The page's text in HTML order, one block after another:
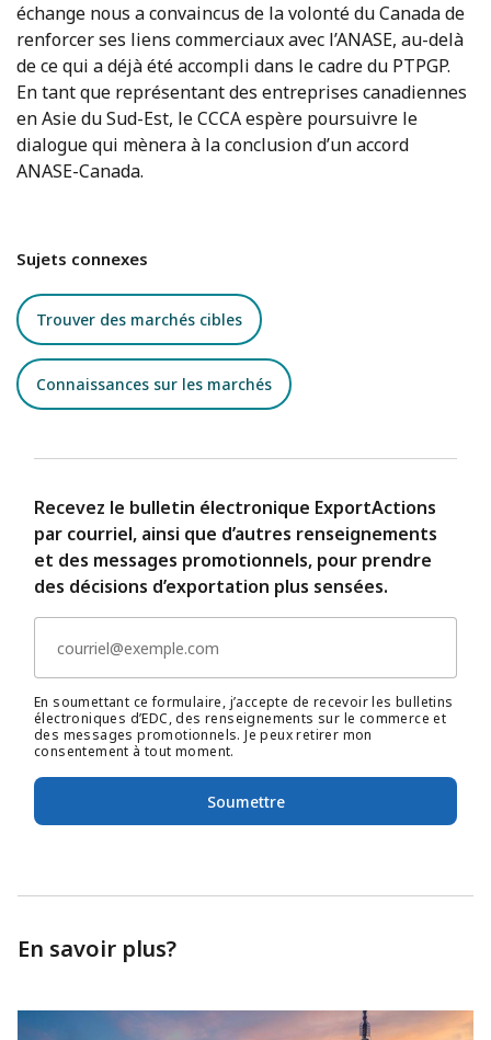
échange nous a convaincus de la volonté du Canada de
renforcer ses liens commerciaux avec l’ANASE, au-delà
de ce qui a déjà été accompli dans le cadre du PTPGP.
En tant que représentant des entreprises canadiennes
en Asie du Sud-Est, le CCCA espère poursuivre le
dialogue qui mènera à la conclusion d’un accord
ANASE-Canada.
Sujets connexes
Trouver des marchés cibles
Connaissances sur les marchés
Recevez le bulletin électronique ExportActions
par courriel, ainsi que d’autres renseignements
et des messages promotionnels, pour prendre
des décisions d’exportation plus sensées.
En soumettant ce formulaire, j’accepte de recevoir les bulletins
électroniques d’EDC, des renseignements sur le commerce et
des messages promotionnels. Je peux retirer mon
consentement à tout moment.
Soumettre
En savoir plus?